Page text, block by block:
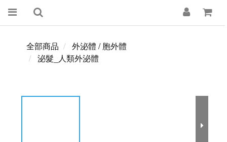
全部商品
外泌體 / 胞外體
泌髮_人類外泌體